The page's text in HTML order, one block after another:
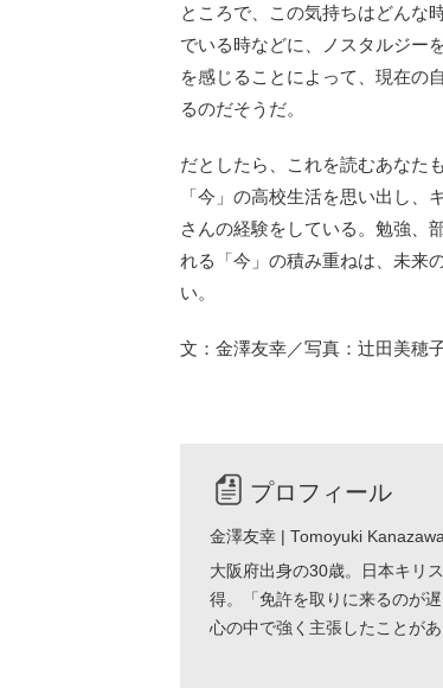
ところで、この気持ちはどんな
でいる時などに、ノスタルジー
を感じることによって、現在の
るのだそうだ。
だとしたら、これを読むあなた
「今」の高校生活を思い出し、
さんの経験をしている。勉強、
れる「今」の積み重ねは、未来
い。
文：金澤友幸／写真：辻田美穂
プロフィール
金澤友幸 | Tomoyuki
大阪府出身の30歳。日本キリ
得。「免許を取りに来るのが
心の中で強く主張したことがあ